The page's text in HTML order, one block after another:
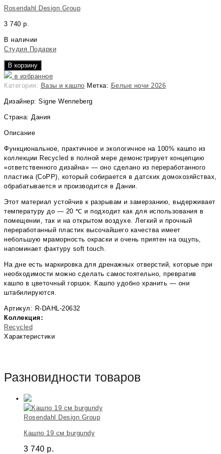
Rosendahl Design Group
3 740 р.
В наличии
Студия Подарки
В корзину
в избранное
Категория: Вазы и кашпо Метка: Белые ночи 2026
Дизайнер: Signe Wenneberg
Страна: Дания
Описание
Функциональное, практичное и экологичное на 100% кашпо из
коллекции Recycled в полной мере демонстрирует концепцию
«ответственного дизайна» — оно сделано из переработанного
пластика (CoPP), который собирается в датских домохозяйствах,
обрабатывается и производится в Дании.
Этот материал устойчив к разрывам и замерзанию, выдерживает
температуру до — 20 ℃ и подходит как для использования в
помещении, так и на открытом воздухе. Легкий и прочный
переработанный пластик высочайшего качества имеет
небольшую мраморность окраски и очень приятен на ощупь,
напоминает фактуру soft touch.
На дне есть маркировка для дренажных отверстий, которые при
необходимости можно сделать самостоятельно, превратив
кашпо в цветочный горшок. Кашпо удобно хранить — они
штабилируются.
Артикул: R-DAHL-20632
Коллекция:
Recycled
Характеристики
Разновидности товаров
Rosendahl Design Group
Кашпо 19 см burgundy
3 740 р.